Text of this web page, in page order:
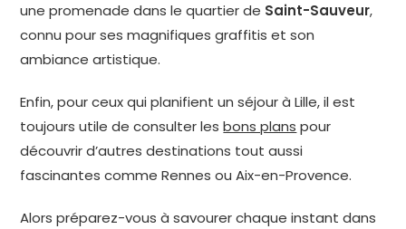
une promenade dans le quartier de Saint-Sauveur,
connu pour ses magnifiques graffitis et son
ambiance artistique.
Enfin, pour ceux qui planifient un séjour à Lille, il est
toujours utile de consulter lesbons plans pour
découvrir d’autres destinations tout aussi
fascinantes comme Rennes ou Aix-en-Provence.
Alors préparez-vous à savourer chaque instant dans